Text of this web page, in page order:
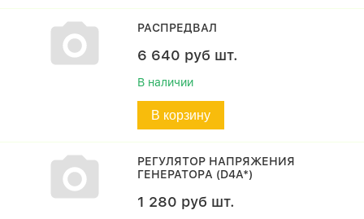
РАСПРЕДВАЛ
6 640 руб шт.
В наличии
В корзину
РЕГУЛЯТОР НАПРЯЖЕНИЯ
ГЕНЕРАТОРA (D4A*)
1 280 руб шт.